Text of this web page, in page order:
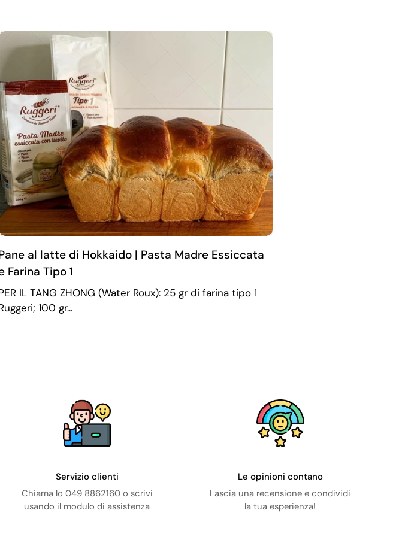
al latte di Hokkaido | Pasta Madre Essiccata
Farina Tipo 1
IL TANG ZHONG (Water Roux): 25 gr di farina tipo 1
100 gr...
Servizio clienti
Chiama lo 049 8862160 o scrivi
usando il modulo di assistenza
Le opinioni contano
Lascia una recensione e condividi
la tua esperienza!